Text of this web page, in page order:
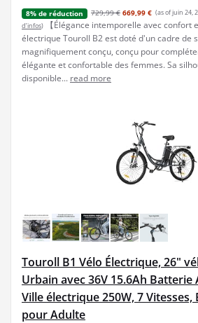
8% de réduction 729,99 € 669,99 € (as of juin 24,
d’infos)
【Élégance intemporelle avec confort
électrique Touroll B2 est doté d'un cadre de
magnifiquement conçu, conçu pour
élégante et confortable des femmes. Sa
disponible... read more
Touroll B1 Vélo Électrique, 26"
Urbain avec 36V 15.6Ah Batterie
Ville électrique 250W, 7 Vitesses,
pour Adulte